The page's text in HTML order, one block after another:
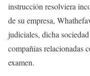
instrucción resolviera
de su empresa,
judiciales, dicha
compañías relacionadas
examen.